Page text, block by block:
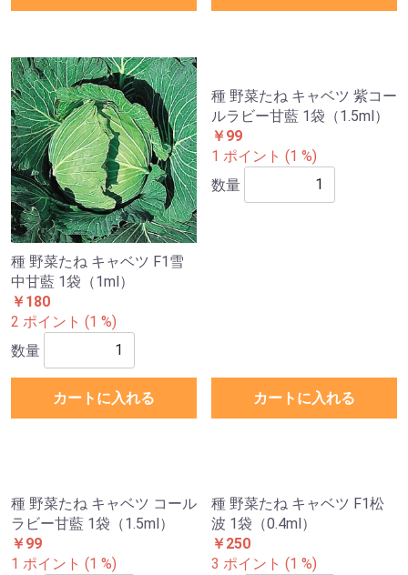
種 野菜たね キャベツ F1雪
中甘藍 1袋（1ml）
￥180
2 ポイント (1 %)
数量
カートに入れる カートに入れる
種 野菜たね キャベツ コール
ラビー甘藍 1袋（1.5ml）
￥99
1 ポイント (1 %)
種 野菜たね キャベツ F1松
波 1袋（0.4ml）
￥250
3 ポイント (1 %)